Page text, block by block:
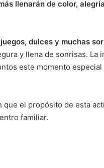
llenarán de color,
dulces y muchas
y llena de sonrisas. La
este momento
el propósito de esta
familiar.